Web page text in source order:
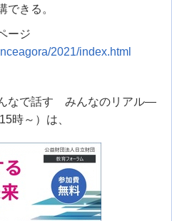
できる。
ージ
2021/index.html
なで話す みんなのリアル―
時～）は、